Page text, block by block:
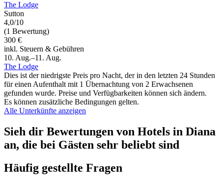
The Lodge
Sutton
4,0/10
(1 Bewertung)
300 €
inkl. Steuern & Gebühren
10. Aug.–11. Aug.
The Lodge
Dies ist der niedrigste Preis pro Nacht, der in den letzten 24 Stunden
für einen Aufenthalt mit 1 Übernachtung von 2 Erwachsenen
gefunden wurde. Preise und Verfügbarkeiten können sich ändern.
Es können zusätzliche Bedingungen gelten.
Alle Unterkünfte anzeigen
Sieh dir Bewertungen von Hotels in Diana
an, die bei Gästen sehr beliebt sind
Häufig gestellte Fragen